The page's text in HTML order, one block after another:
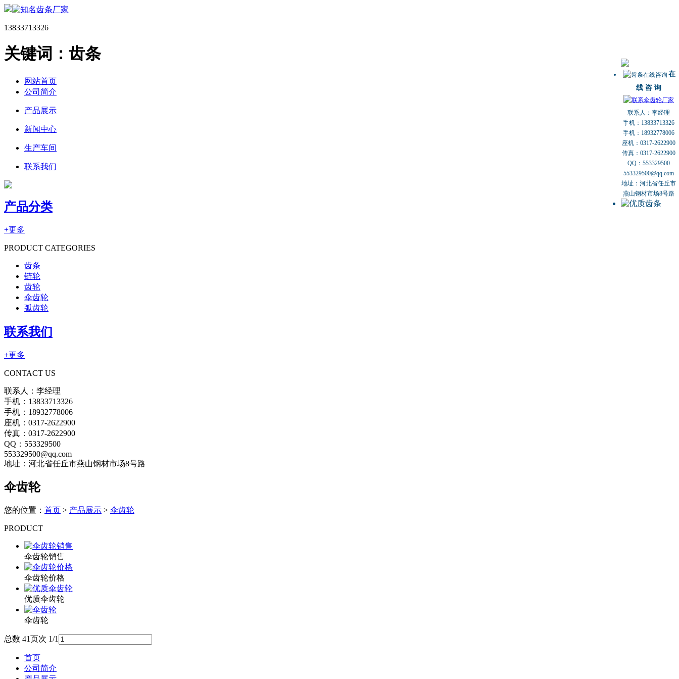
13833713326
关键词：齿条
网站首页
公司简介
产品展示
新闻中心
生产车间
联系我们
产品分类
+更多
PRODUCT CATEGORIES
齿条
链轮
齿轮
伞齿轮
弧齿轮
联系我们
+更多
CONTACT US
联系人：李经理
手机：13833713326
手机：18932778006
座机：0317-2622900
传真：0317-2622900
QQ：553329500
553329500@qq.com
地址：河北省任丘市燕山钢材市场8号路
伞齿轮
您的位置： 首页 > 产品展示 > 伞齿轮
PRODUCT
伞齿轮销售
伞齿轮价格
优质伞齿轮
伞齿轮
总数 41页次 1/1
首页
公司简介
在
线 咨 询
联系人：李经理
手机：13833713326
手机：18932778006
座机：0317-2622900
传真：0317-2622900
QQ：553329500
553329500@qq.com
地址：河北省任丘市
燕山钢材市场8号路